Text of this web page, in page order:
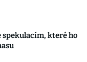
spekulacím, které ho